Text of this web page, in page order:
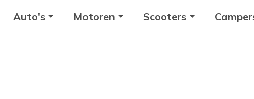
Auto's Motoren Scooters